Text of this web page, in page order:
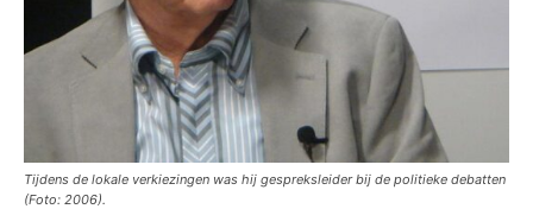
Tijdens de lokale verkiezingen was hij gespreksleider bij de politieke debatten
(Foto: 2006).